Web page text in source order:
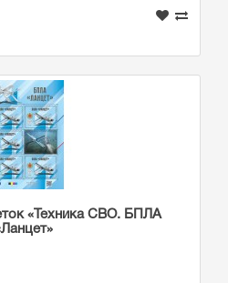
«Техника СВО. БПЛА